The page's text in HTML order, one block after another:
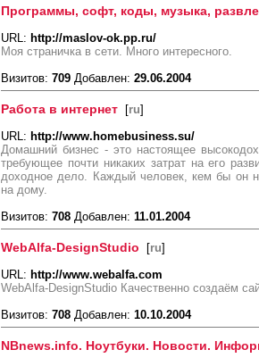
Программы, софт, коды, музыка,
URL: http://maslov-ok.pp.ru/
Моя страничка в сети. Много интересного.
Визитов: 709 Добавлен: 29.06.2004
Работа в интернет [ru]
URL: http://www.homebusiness.su/
Домашний бизнес - это настоящее
требующее почти никаких затрат на его
доходное дело. Каждый человек, кем бы он
на дому.
Визитов: 708 Добавлен: 11.01.2004
WebAlfa-DesignStudio [ru]
URL: http://www.webalfa.com
WebAlfa-DesignStudio Качественно создаём
Визитов: 708 Добавлен: 10.10.2004
NBnews.info. Ноутбуки. Новости.